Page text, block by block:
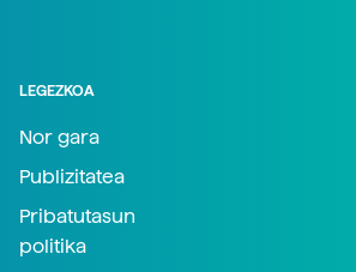
LEGEZKOA
Nor gara
Publizitatea
Pribatutasun
politika